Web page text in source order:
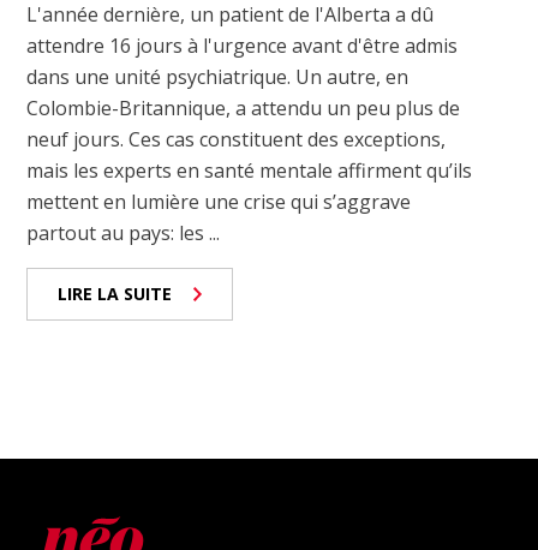
L'année dernière, un patient de l'Alberta a dû
attendre 16 jours à l'urgence avant d'être admis
dans une unité psychiatrique. Un autre, en
Colombie-Britannique, a attendu un peu plus de
neuf jours. Ces cas constituent des exceptions,
mais les experts en santé mentale affirment qu’ils
mettent en lumière une crise qui s’aggrave
partout au pays: les ...
LIRE LA SUITE